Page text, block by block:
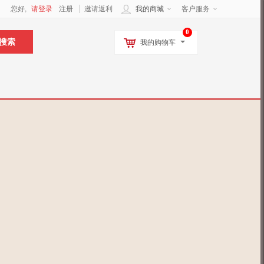
客户服务
我的商城
您好, 请登录 注册 邀请返利
0
我的购物车